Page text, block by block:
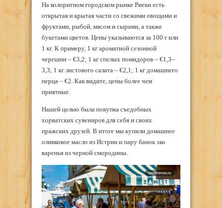
На колоритном городском рынке Риеки есть
открытая и крытая части со свежими овощами и
фруктами, рыбой, мясом и сырами, а также
букетами цветов. Цены указываются за 100 г или
1 кг. К примеру, 1 кг ароматной сезонной
черешни – €3,2; 1 кг спелых помидоров – €1,3–
3,3; 1 кг листового салата – €2,1; 1 кг домашнего
перца – €2. Как видите, цены более чем
приятные.
Нашей целью была покупка съедобных
хорватских сувениров для себя и своих
пражских друзей. В итоге мы купили домашнее
оливковое масло из Истрии и пару банок эко
варенья из черной смородины.